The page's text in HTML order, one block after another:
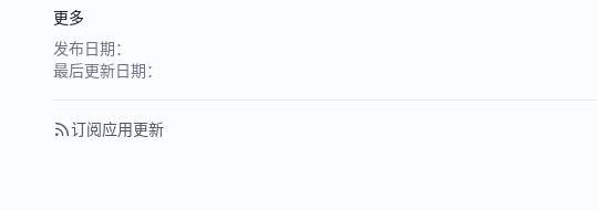
更多
发布日期：
最后更新日期：
订阅应用更新